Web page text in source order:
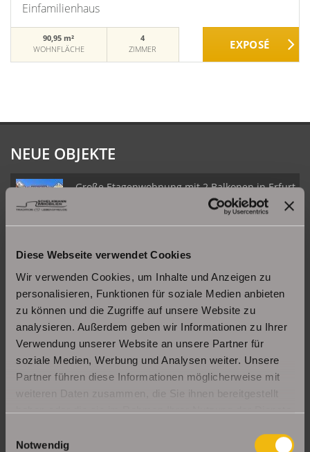
Diese Webseite verwendet Cookies
Wir verwenden Cookies, um Inhalte und Anzeigen zu
personalisieren, Funktionen für soziale Medien anbieten
zu können und die Zugriffe auf unsere Website zu
analysieren. Außerdem geben wir Informationen zu Ihrer
Verwendung unserer Website an unsere Partner für
soziale Medien, Werbung und Analysen weiter. Unsere
Partner führen diese Informationen möglicherweise mit
weiteren Daten zusammen, die Sie ihnen bereitgestellt
haben oder die sie im Rahmen Ihrer Nutzung der Dienste
Notwendig
Einfamilienhaus
90,95 m²
WOHNFLÄCHE
4
ZIMMER
NEUE OBJEKTE
Große Etagenwohnung mit 2 Balkonen in Erfurt
Schöne Erdgeschosswohnung mit Balkon in
Erfurt Daberstedt
Moderne, bezugsbereite 1Raumwohnung mit
Einbauküche & Stellplatz
UNSERE PARTNER & AUSZEICHNUNGEN